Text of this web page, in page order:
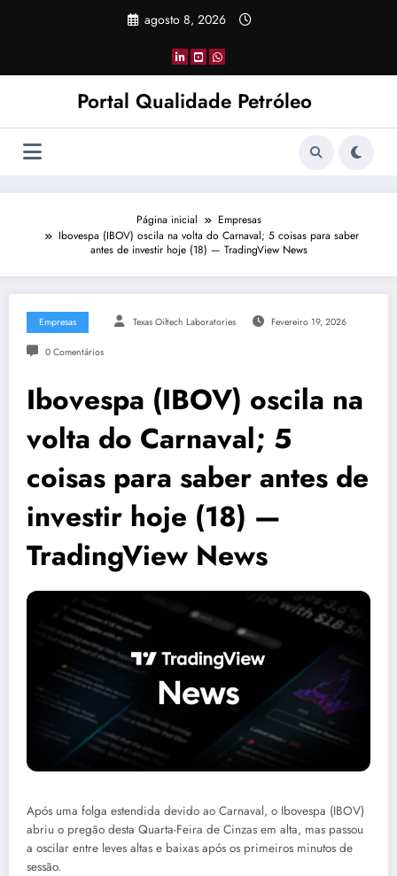
agosto 8, 2026
Portal Qualidade Petróleo
Página inicial
Empresas
Ibovespa (IBOV) oscila na volta do Carnaval; 5 coisas para saber
antes de investir hoje (18) — TradingView News
Empresas Texas Oiltech Laboratories Fevereiro 19, 2026
0 Comentários
Ibovespa (IBOV) oscila na
volta do Carnaval; 5
coisas para saber antes de
investir hoje (18) —
TradingView News
Após uma folga estendida devido ao Carnaval, o Ibovespa (IBOV)
abriu o pregão desta Quarta-Feira de Cinzas em alta, mas passou
a oscilar entre leves altas e baixas após os primeiros minutos de
sessão.